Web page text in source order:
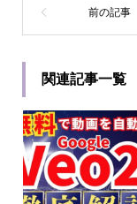
関連記事一覧